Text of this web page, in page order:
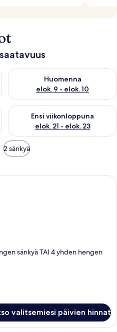
8 - elok. 9
Huomenna
elok. 9 - elok. 10
Tarkista huomisen saatavuus
elok. 14 - elok. 16
Ensi viikonloppuna
elok. 21 - elok. 23
Tarkista ensi viikonlopun
2 sänkyä
Hotellihuoneessa on sänky,
sänkyä TAI 4 yhden hengen
valitsemiesi päivien hinnat